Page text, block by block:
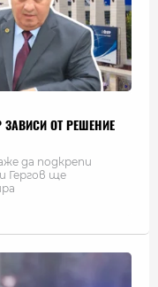
ОТ РЕШЕНИЕ
да подкрепи
Гергов ще